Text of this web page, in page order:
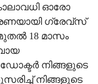
ഓരോ
ഗ്രേവ്സ്
18 മാസം
നിങ്ങളുടെ
നിങ്ങളുടെ